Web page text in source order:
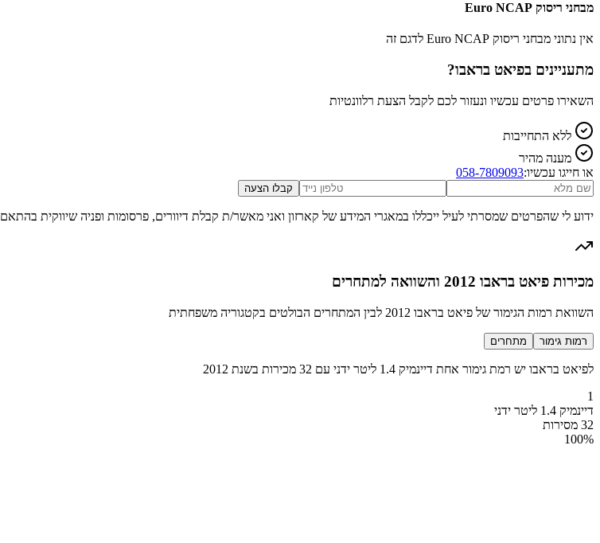
מבחני ריסוק Euro NCAP
אין נתוני מבחני ריסוק Euro NCAP לדגם זה
מתעניינים בפיאט בראבו?
השאירו פרטים עכשיו ונעזור לכם לקבל הצעת רלוונטיות
ללא התחייבות
מענה מהיר
או חייגו עכשיו:058-7809093
קבלו הצעה
ידוע לי שהפרטים שמסרתי לעיל ייכללו במאגרי המידע של קארזון ואני מאשר/ת קבלת דיוורים, פרסומות ופניה שיווקית בהתאם
מכירות פיאט בראבו 2012 והשוואה למתחרים
השוואת רמות הגימור של פיאט בראבו 2012 לבין המתחרים הבולטים בקטגוריה משפחתית
רמות גימור מתחרים
לפיאט בראבו יש רמת גימור אחת דיינמיק 1.4 ליטר ידני עם 32 מכירות בשנת 2012
1
דיינמיק 1.4 ליטר ידני
32 מסירות
100%